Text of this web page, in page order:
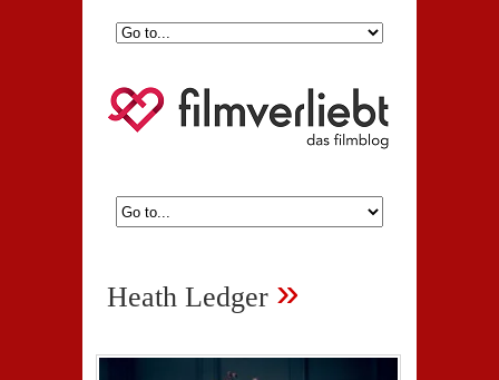
Heath Ledger »